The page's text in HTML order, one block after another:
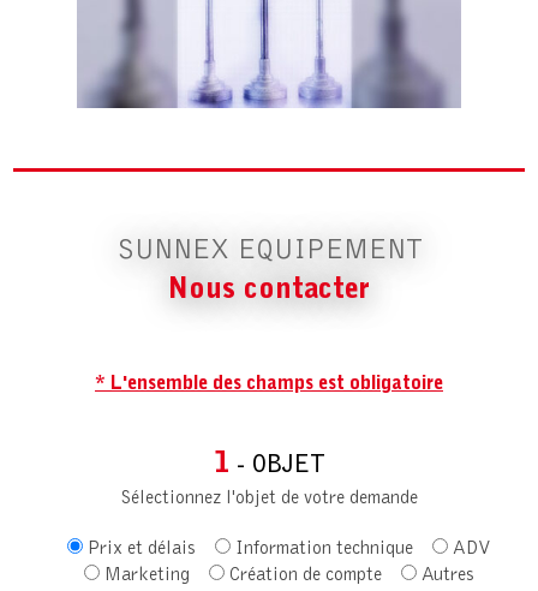
SUNNEX EQUIPEMENT
Nous contacter
* L'ensemble des champs est obligatoire
1 - OBJET
Sélectionnez l'objet de votre demande
Prix et délais Information technique
ADV
Marketing
Création de compte Autres